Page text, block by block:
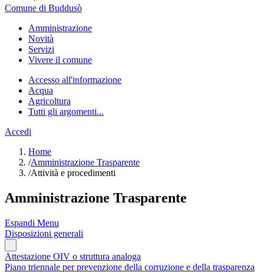
Comune di Buddusò
Amministrazione
Novità
Servizi
Vivere il comune
Accesso all'informazione
Acqua
Agricoltura
Tutti gli argomenti...
Accedi
Home
/Amministrazione Trasparente
/Attività e procedimenti
Amministrazione Trasparente
Espandi Menu
Disposizioni generali
Attestazione OIV o struttura analoga
Piano triennale per prevenzione della corruzione e della trasparenza